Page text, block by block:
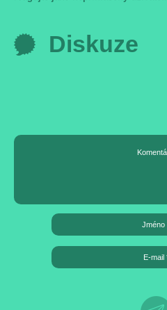
Diskuze